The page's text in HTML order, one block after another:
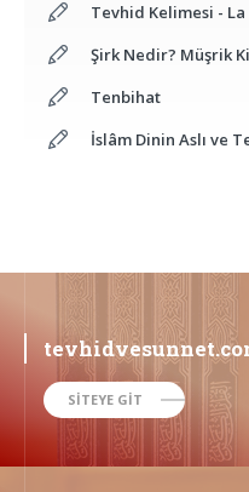
Tevhid Kelimesi -
Şirk Nedir? Müşrik
Tenbihat
İslâm Dinin Aslı ve
SİTEYE GİT